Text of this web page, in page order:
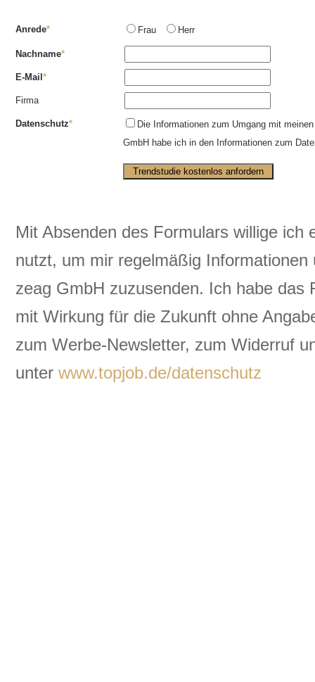
Anrede Frau Herr
Nachname
E-Mail
Firma
Datenschutz
Die Informationen zum Umgang mit
GmbH habe ich in den Informationen zum
Mit Absenden des Formulars willige
nutzt, um mir regelmäßig
zeag GmbH zuzusenden. Ich habe das
mit Wirkung für die Zukunft ohne
zum Werbe-Newsletter, zum Widerruf
unter www.topjob.de/datenschutz